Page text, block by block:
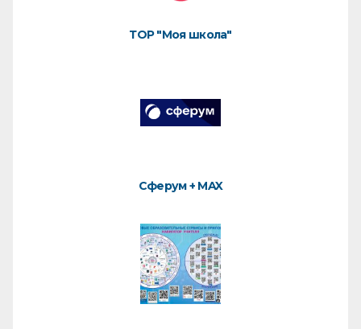
ТОР "Моя школа"
Сферум + MAX